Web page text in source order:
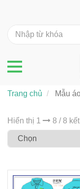
Trang chủ Mẫu
Hiển thị 1 8 / 8